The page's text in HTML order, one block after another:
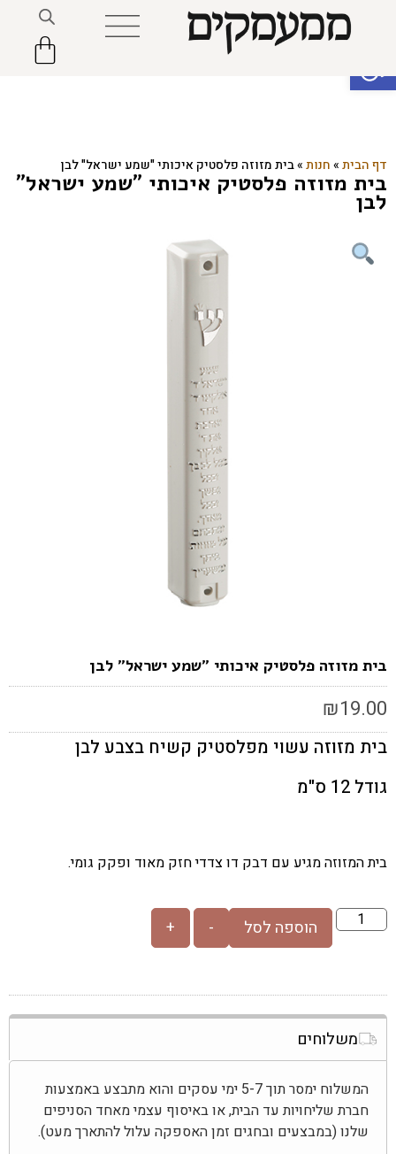
פתח סרגל נגישות
דף הבית»חנות»בית מזוזה פלסטיק איכותי "שמע ישראל" לבן
בית מזוזה פלסטיק איכותי "שמע ישראל"
לבן
בית מזוזה פלסטיק איכותי "שמע ישראל" לבן
₪19.00
בית מזוזה עשוי מפלסטיק קשיח בצבע לבן
גודל 12 ס"מ
בית המזוזה מגיע עם דבק דו צדדי חזק מאוד ופקק גומי.
-
+ הוספה לסל
משלוחים
המשלוח ימסר תוך 5-7 ימי עסקים והוא מתבצע באמצעות
חברת שליחויות עד הבית, או באיסוף עצמי מאחד הסניפים
שלנו (במבצעים ובחגים זמן האספקה עלול להתארך מעט).